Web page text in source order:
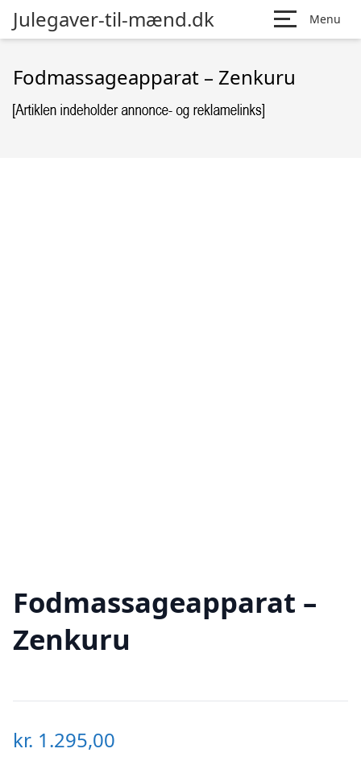
Julegaver-til-mænd.dk Menu
Fodmassageapparat – Zenkuru
Fodmassageapparat –
Zenkuru
kr. 1.295,00